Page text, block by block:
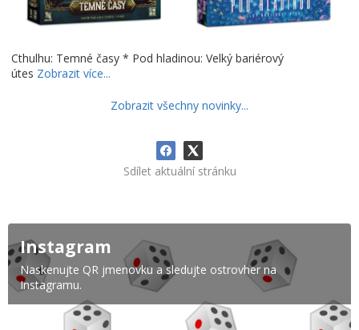
Cthulhu: Temné časy * Pod hladinou: Velký bariérový
útes Zobrazit více...
Zobrazit všechny novinky...
Sdílet aktuální stránku
Instagram
Naskenujte QR jmenovku a sledujte ostrovher na
Instagramu.